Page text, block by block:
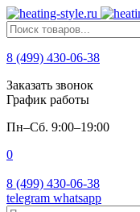
8 (499) 430-06-38
Заказать звонок
График работы
Пн–Сб. 9:00–19:00
0
8 (499) 430-06-38
telegram whatsapp